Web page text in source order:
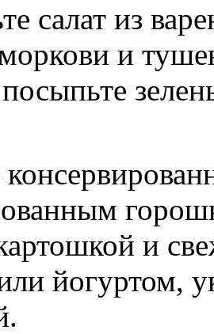
салат из
и
и
йогуртом,